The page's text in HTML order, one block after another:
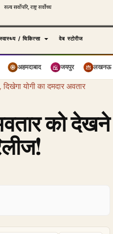
स्वास्थ्य / चिकित्सा वेब स्टोरीज
अहमदाबाद जयपुर लखनऊ
योगी का दमदार अवतार
को देखने